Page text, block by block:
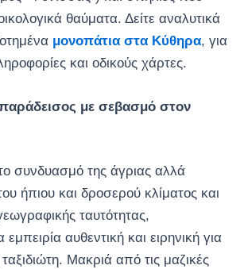
θαύματα. Δείτε αναλυτικά
μονοπάτια στα Κύθηρα, για
και οδικούς χάρτες.
με σεβασμό στον
συνδυασμό της άγριας αλλά
ήπιου και δροσερού κλίματος και
ταυτότητας,
αυθεντική και ειρηνική για
Μακριά από τις μαζικές